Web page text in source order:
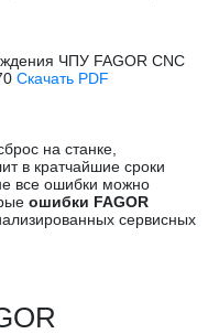
ЧПУ FAGOR CNC
Скачать PDF
на станке,
в кратчайшие сроки
все ошибки можно
ошибки FAGOR
сервисных